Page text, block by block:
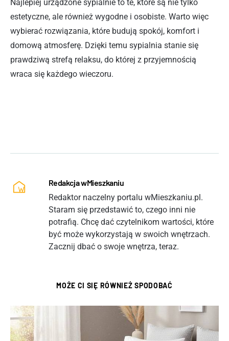
Najlepiej urządzone sypialnie to te, które są nie tylko
estetyczne, ale również wygodne i osobiste. Warto więc
wybierać rozwiązania, które budują spokój, komfort i
domową atmosferę. Dzięki temu sypialnia stanie się
prawdziwą strefą relaksu, do której z przyjemnością
wraca się każdego wieczoru.
Redakcja wMieszkaniu
Redaktor naczelny portalu wMieszkaniu.pl.
Staram się przedstawić to, czego inni nie
potrafią. Chcę dać czytelnikom wartości, które
być może wykorzystają w swoich wnętrzach.
Zacznij dbać o swoje wnętrza, teraz.
MOŻE CI SIĘ RÓWNIEŻ SPODOBAĆ